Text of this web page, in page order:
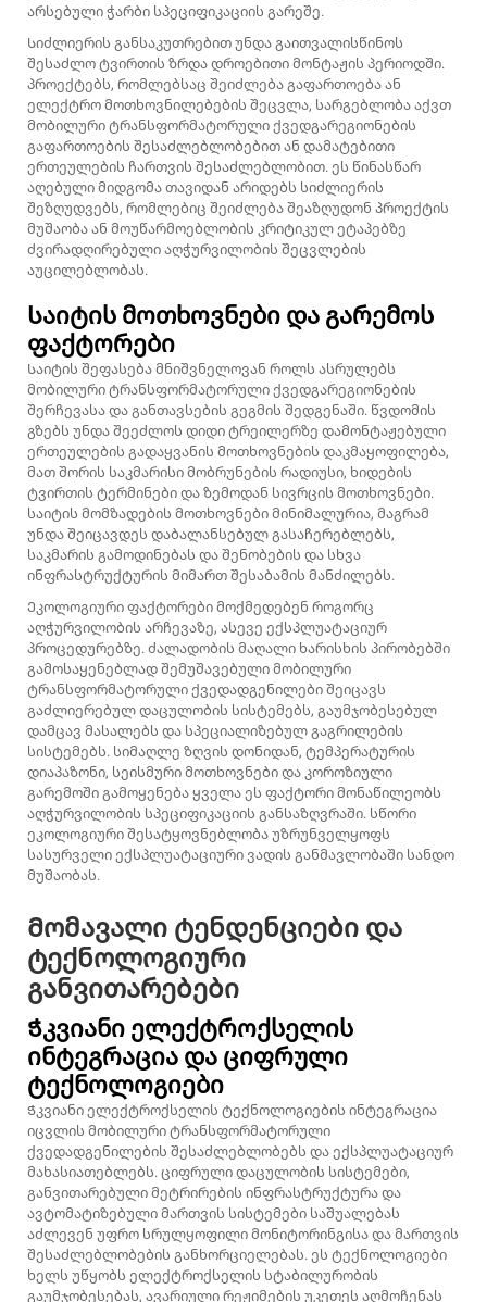
არსებული ჭარბი სპეციფიკაციის გარეშე.
Სიძლიერის განსაკუთრებით უნდა გაითვალისწინოს
შესაძლო ტვირთის ზრდა დროებითი მონტაჟის პერიოდში.
პროექტებს, რომლებსაც შეიძლება გაფართოება ან
ელექტრო მოთხოვნილებების შეცვლა, სარგებლობა აქვთ
მობილური ტრანსფორმატორული ქვედგარეგიონების
გაფართოების შესაძლებლობებით ან დამატებითი
ერთეულების ჩართვის შესაძლებლობით. ეს წინასწარ
აღებული მიდგომა თავიდან არიდებს სიძლიერის
შეზღუდვებს, რომლებიც შეიძლება შეაზღუდონ პროექტის
მუშაობა ან მოუწარმოებლობის კრიტიკულ ეტაპებზე
ძვირადღირებული აღჭურვილობის შეცვლების
აუცილებლობას.
Საიტის მოთხოვნები და გარემოს
ფაქტორები
Საიტის შეფასება მნიშვნელოვან როლს ასრულებს
მობილური ტრანსფორმატორული ქვედგარეგიონების
შერჩევასა და განთავსების გეგმის შედგენაში. წვდომის
გზებს უნდა შეეძლოს დიდი ტრეილერზე დამონტაჟებული
ერთეულების გადაყვანის მოთხოვნების დაკმაყოფილება,
მათ შორის საკმარისი მობრუნების რადიუსი, ხიდების
ტვირთის ტერმინები და ზემოდან სივრცის მოთხოვნები.
საიტის მომზადების მოთხოვნები მინიმალურია, მაგრამ
უნდა შეიცავდეს დაბალანსებულ გასაჩერებლებს,
საკმარის გამოდინებას და შენობების და სხვა
ინფრასტრუქტურის მიმართ შესაბამის მანძილებს.
Ეკოლოგიური ფაქტორები მოქმედებენ როგორც
აღჭურვილობის არჩევაზე, ასევე ექსპლუატაციურ
პროცედურებზე. ძალადობის მაღალი ხარისხის პირობებში
გამოსაყენებლად შემუშავებული მობილური
ტრანსფორმატორული ქვედადგენილები შეიცავს
გაძლიერებულ დაცულობის სისტემებს, გაუმჯობესებულ
დამცავ მასალებს და სპეციალიზებულ გაგრილების
სისტემებს. სიმაღლე ზღვის დონიდან, ტემპერატურის
დიაპაზონი, სეისმური მოთხოვნები და კოროზიული
გარემოში გამოყენება ყველა ეს ფაქტორი მონაწილეობს
აღჭურვილობის სპეციფიკაციის განსაზღვრაში. სწორი
ეკოლოგიური შესატყოვნებლობა უზრუნველყოფს
სასურველი ექსპლუატაციური ვადის განმავლობაში სანდო
მუშაობას.
Მომავალი ტენდენციები და
ტექნოლოგიური
განვითარებები
Ჭკვიანი ელექტროქსელის
ინტეგრაცია და ციფრული
ტექნოლოგიები
Ჭკვიანი ელექტროქსელის ტექნოლოგიების ინტეგრაცია
იცვლის მობილური ტრანსფორმატორული
ქვედადგენილების შესაძლებლობებს და ექსპლუატაციურ
მახასიათებლებს. ციფრული დაცულობის სისტემები,
განვითარებული მეტრირების ინფრასტრუქტურა და
ავტომატიზებული მართვის სისტემები საშუალებას
აძლევენ უფრო სრულყოფილი მონიტორინგისა და მართვის
შესაძლებლობების განხორციელებას. ეს ტექნოლოგიები
ხელს უწყობს ელექტროქსელის სტაბილურობის
გაუმჯობესებას, ავარიული რეჟიმების უკეთეს აღმოჩენას